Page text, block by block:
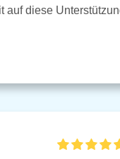
auf diese